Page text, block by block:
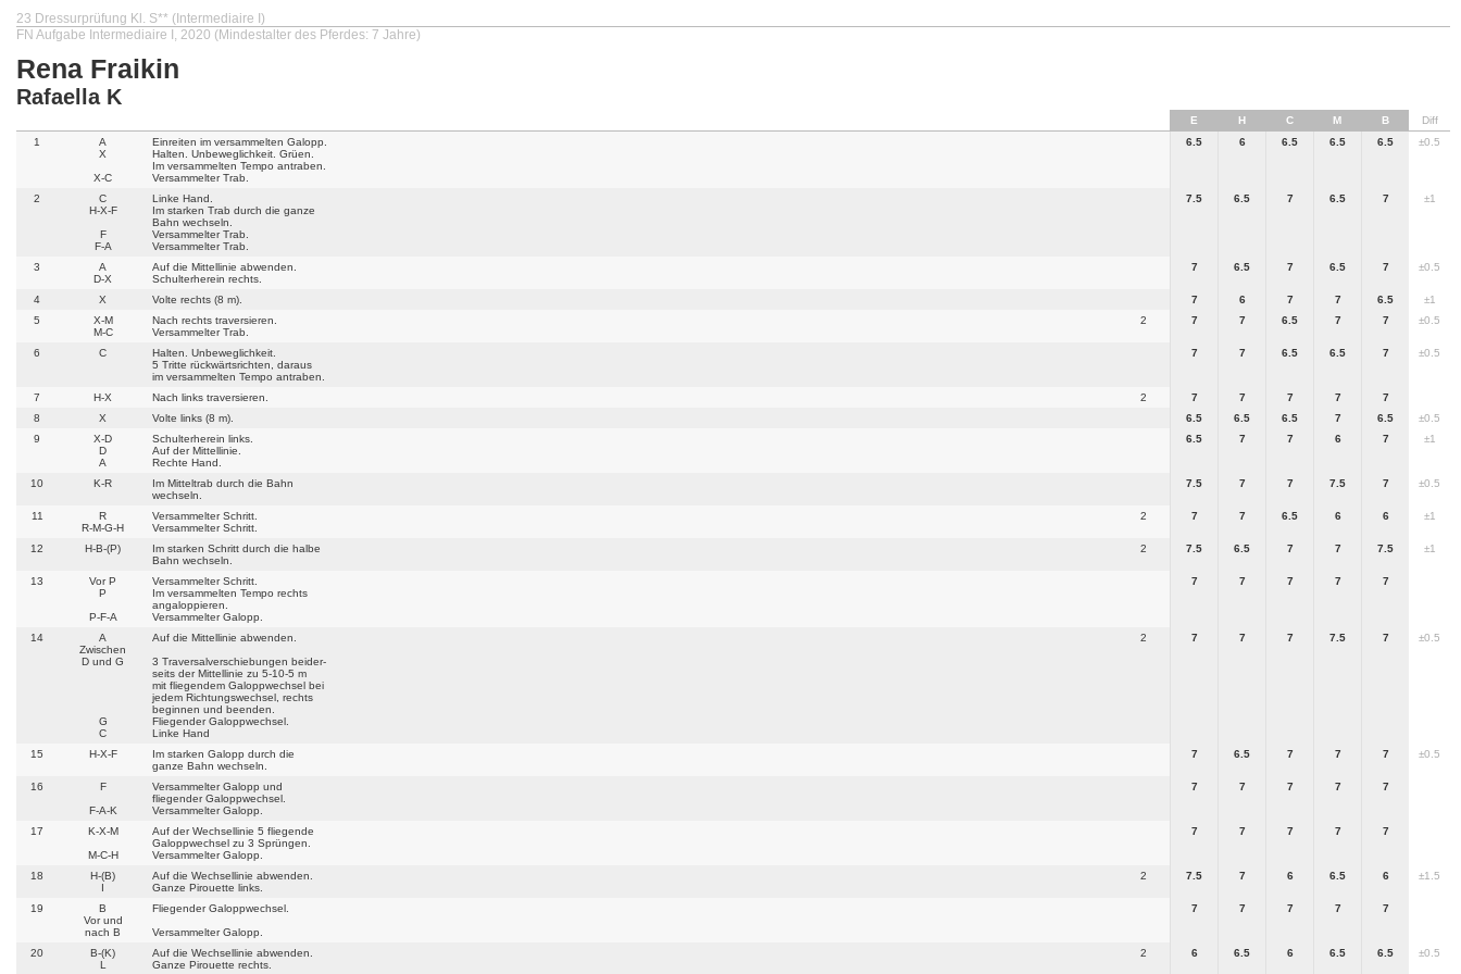
23 Dressurprüfung Kl. S** (Intermediaire I)
FN Aufgabe Intermediaire I, 2020 (Mindestalter des Pferdes: 7 Jahre)
Rena Fraikin
Rafaella K
E H C M B
Diff
1
A
X
X-C
Einreiten im versammelten Galopp.
Halten. Unbeweglichkeit. Grüen.
Im versammelten Tempo antraben.
Versammelter Trab.
6.5 6 6.5 6.5 6.5 ±0.5
2
C
H-X-F
F
F-A
Linke Hand.
Im starken Trab durch die ganze
Bahn wechseln.
Versammelter Trab.
Versammelter Trab.
7.5 6.5 7 6.5 7 ±1
3
A
D-X
Auf die Mittellinie abwenden.
Schulterherein rechts.
7 6.5 7 6.5 7 ±0.5
4 X Volte rechts (8 m). 7 6 7 7 6.5
±1
5
X-M
M-C
Nach rechts traversieren.
Versammelter Trab.
2 7 7 6.5 7 7 ±0.5
6 C
Halten. Unbeweglichkeit.
5 Tritte rückwärtsrichten, daraus
im versammelten Tempo antraben.
7 7 6.5 6.5 7 ±0.5
7 H-X Nach links traversieren. 2 7 7 7 7
7
8
X Volte links (8 m). 6.5 6.5 6.5 7 6.5
±0.5
9
X-D
D
A
Schulterherein links.
Auf der Mittellinie.
Rechte Hand.
6.5 7 7 6 7 ±1
10 K-R
Im Mitteltrab durch die Bahn
wechseln.
7.5 7 7 7.5 7 ±0.5
11
R
R-M-G-H
Versammelter Schritt.
Versammelter Schritt.
2 7 7 6.5 6 6 ±1
12 H-B-(P)
Im starken Schritt durch die halbe
Bahn wechseln.
2 7.5 6.5 7 7 7.5 ±1
13
Vor P
P
P-F-A
Versammelter Schritt.
Im versammelten Tempo rechts
angaloppieren.
Versammelter Galopp.
7 7 7 7 7
14
A
Zwischen
D und G
G
C
Auf die Mittellinie abwenden.
3 Traversalverschiebungen beider-
seits der Mittellinie zu 5-10-5 m
mit fliegendem Galoppwechsel bei
jedem Richtungswechsel, rechts
beginnen und beenden.
Fliegender Galoppwechsel.
Linke Hand
2 7 7 7 7.5 7 ±0.5
15 H-X-F
Im starken Galopp durch die
ganze Bahn wechseln.
7 6.5 7 7 7 ±0.5
16
F
F-A-K
Versammelter Galopp und
fliegender Galoppwechsel.
Versammelter Galopp.
7 7 7 7 7
17
K-X-M
M-C-H
Auf der Wechsellinie 5 fliegende
Galoppwechsel zu 3 Sprüngen.
Versammelter Galopp.
7 7 7 7 7
18
H-(B)
I
Auf die Wechsellinie abwenden.
Ganze Pirouette links.
2 7.5 7 6 6.5 6 ±1.5
19
B
Vor und
nach B
Fliegender Galoppwechsel.
Versammelter Galopp.
7 7 7 7 7
20
B-(K)
L
Auf die Wechsellinie abwenden.
Ganze Pirouette rechts.
2 6 6.5 6 6.5 6.5 ±0.5